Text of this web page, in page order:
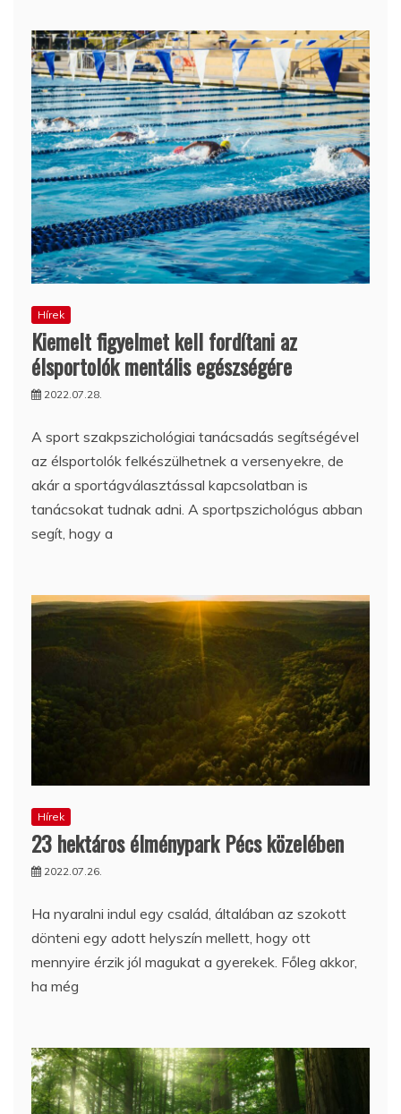
Hírek
Kiemelt figyelmet kell fordítani az
élsportolók mentális egészségére
2022.07.28.
A sport szakpszichológiai tanácsadás segítségével
az élsportolók felkészülhetnek a versenyekre, de
akár a sportágválasztással kapcsolatban is
tanácsokat tudnak adni. A sportpszichológus abban
segít, hogy a
Hírek
23 hektáros élménypark Pécs közelében
2022.07.26.
Ha nyaralni indul egy család, általában az szokott
dönteni egy adott helyszín mellett, hogy ott
mennyire érzik jól magukat a gyerekek. Főleg akkor,
ha még